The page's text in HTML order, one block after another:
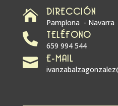
 DIRECCIÓN
Pamplona - Navarra
 TELÉFONO
659 994 544
 E-MAIL